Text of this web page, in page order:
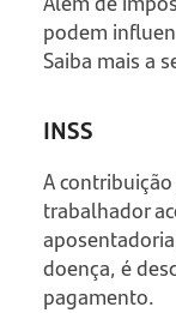
podem
Saiba mais a
INSS
A
trabalhador
doença, é
pagamento.